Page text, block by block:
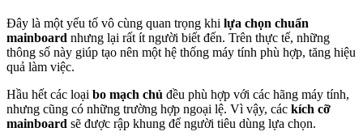
Đây là một yếu tố vô cùng quan trọng khi lựa chọn chuẩn
mainboard nhưng lại rất ít người biết đến. Trên thực tế, những
thông số này giúp tạo nên một hệ thống máy tính phù hợp, tăng hiệu
quả làm việc.
Hầu hết các loại bo mạch chủ đều phù hợp với các hãng máy tính,
nhưng cũng có những trường hợp ngoại lệ. Vì vậy, các kích cỡ
mainboard sẽ được rập khung để người tiêu dùng lựa chọn.